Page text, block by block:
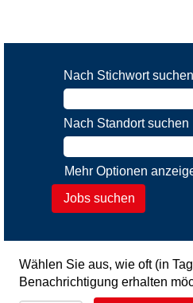
Nach Stichwort suchen
Nach Standort suchen
Mehr Optionen
Wählen Sie aus, wie oft (in
Benachrichtigung erhalten